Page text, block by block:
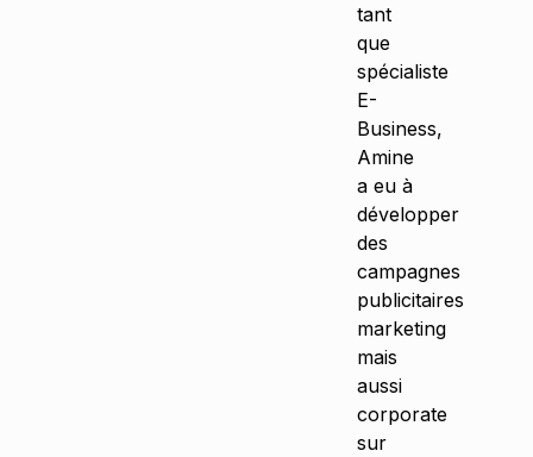
tant
que
spécialiste
E-
Business,
Amine
a eu à
développer
des
campagnes
publicitaires
marketing
mais
aussi
corporate
sur